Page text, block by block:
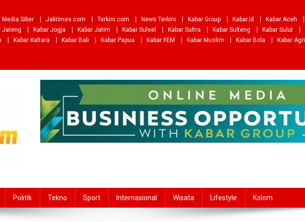
Media Siber Jaktimes.com Terkini.com News Terkini Kabar Group Kabar.id Kabar Aceh
Jateng Kabar Jogja Kabar Jatim Kabar Sulsel Kabar Sultra Kabar Sulteng Kabar Sulut
Kabar Kaltara Kabar Bali Kabar Papua Kabar FEM Kabar Muslim Kabar Bola Kabar Agri
Politik Tekno Sport Internasional Wisata Lifestyle Kolom